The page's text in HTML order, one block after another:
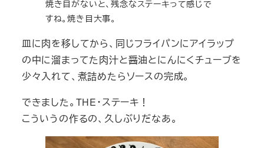
焼き目がないと、残念なステーキって感じで
すね。焼き目大事。
皿に肉を移してから、同じフライパンにアイラップ
の中に溜まってた肉汁と醤油とにんにくチューブを
少々入れて、煮詰めたらソースの完成。
できました。THE・ステーキ！
こういうの作るの、久しぶりだなあ。